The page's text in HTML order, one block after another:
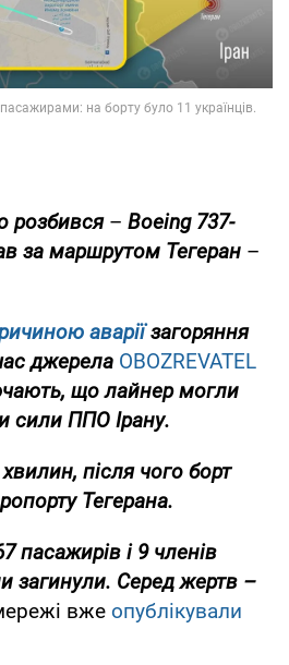
розбився – Boeing 737-
за маршрутом Тегеран –
аваріїзагоряння
джерела OBOZREVATEL
що лайнер могли
сили ППО Ірану.
після чого борт
Тегерана.
пасажирів і 9 членів
загинули. Серед жертв –
вже опублікували